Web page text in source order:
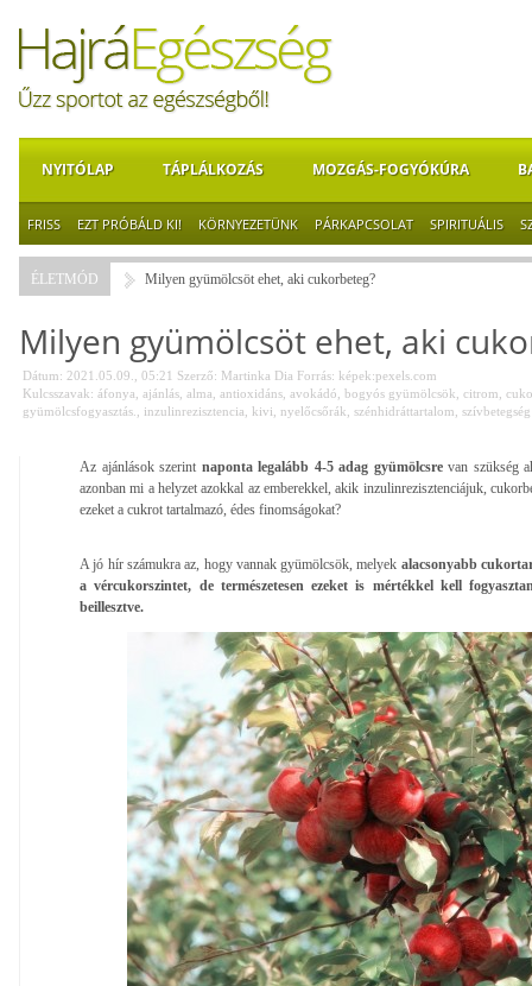
NYITÓLAP TÁPLÁLKOZÁS MOZGÁS-FOGYÓKÚRA
FRISS EZT PRÓBÁLD KI! KÖRNYEZETÜNK PÁRKAPCSOLAT SPIRITUÁLIS
ÉLETMÓD Milyen gyümölcsöt ehet, aki cukorbeteg?
Milyen gyümölcsöt ehet, aki
Dátum: 2021.05.09., 05:21 Szerző: Martinka Dia Forrás: képek:pexels.com
Kulcsszavak: áfonya ajánlás alma antioxidáns avokádó bogyós gyümölcsök citrom
gyümölcsfogyasztás.
inzulinrezisztencia kivi nyelőcsőrák szénhidráttartalom szívbetegség
Az ajánlások szerint naponta legalább 4-5 adag gyümölcsrevan szükség
azonban mi a helyzet azokkal az emberekkel, akik inzulinrezisztenciájuk,
ezeket a cukrot tartalmazó, édes finomságokat?
A jó hír számukra az, hogy vannak gyümölcsök, melyek alacsonyabb
a vércukorszintet, de természetesen ezeket is mértékkel kell
beillesztve.